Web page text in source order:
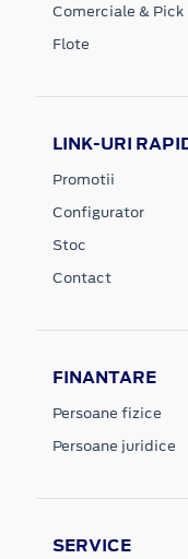
Comerciale & Pick
Flote
LINK-URI
Promotii
Configurator
Stoc
Contact
FINANTARE
Persoane fizice
Persoane juridice
SERVICE